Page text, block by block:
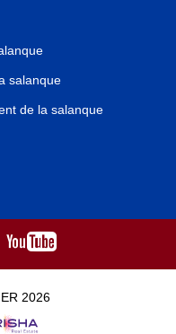
salanque
de la salanque
2026